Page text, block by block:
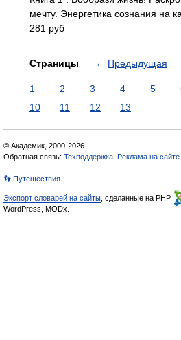
мечту. Энергетика сознания на
281 руб
Страницы ← Предыдущая
1 2 3 4 5
10
11 12 13
© Академик, 2000-2026
Обратная связь: Техподдержка Реклама на сайте
👣 Путешествия
Экспорт словарей на сайты , сделанные на PHP,
WordPress, MODx.